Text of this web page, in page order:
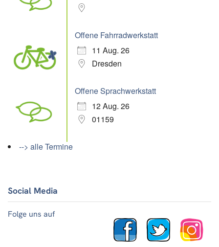
Offene Fahrradwerkstatt
11 Aug. 26
Dresden
Offene Sprachwerkstatt
12 Aug. 26
01159
--> alle Termine
Social Media
Folge uns auf